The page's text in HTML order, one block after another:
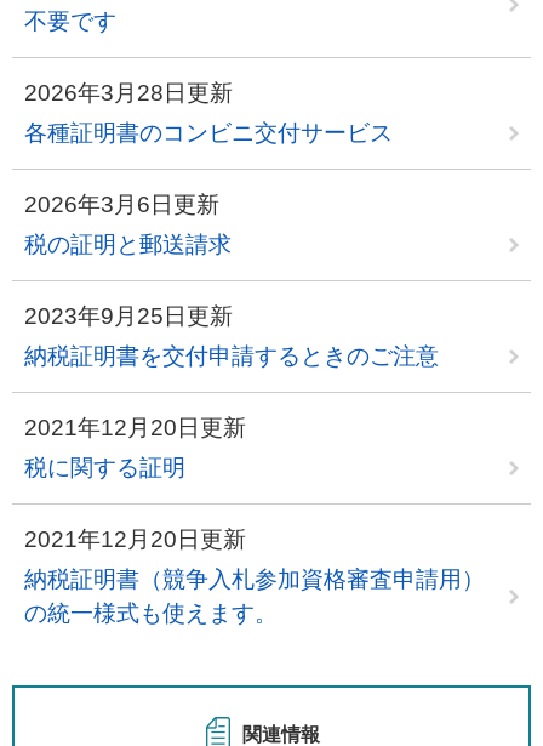
不要です
2026年3月28日更新
各種証明書のコンビニ交付サービス
2026年3月6日更新
税の証明と郵送請求
2023年9月25日更新
納税証明書を交付申請するときのご注意
2021年12月20日更新
税に関する証明
2021年12月20日更新
納税証明書（競争入札参加資格審査申請用）
の統一様式も使えます。
関連情報